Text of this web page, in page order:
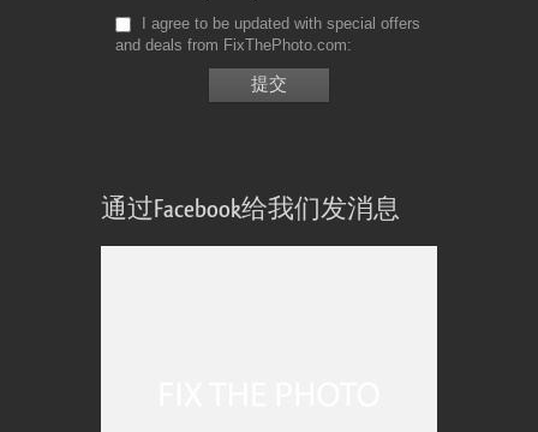
I agree to be updated with special offers
and deals from FixThePhoto.com
通过Facebook给我们发消息